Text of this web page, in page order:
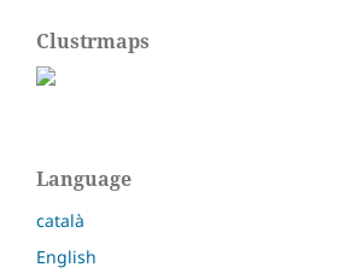
Clustrmaps
Language
català
English